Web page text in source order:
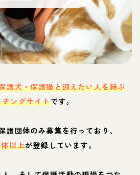
護犬・保護猫と迎えたい人を結ぶ
チングサイトです。
護団体のみ募集を行っており、
以上が登録しています。